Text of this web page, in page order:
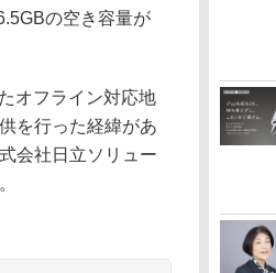
の空き容量が
オフライン対応地
を行った経緯があ
会社日立ソリュー